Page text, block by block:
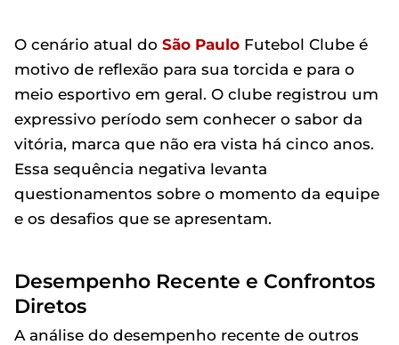
O cenário atual do São Paulo Futebol Clube é
motivo de reflexão para sua torcida e para o
meio esportivo em geral. O clube registrou um
expressivo período sem conhecer o sabor da
vitória, marca que não era vista há cinco anos.
Essa sequência negativa levanta
questionamentos sobre o momento da equipe
e os desafios que se apresentam.
Desempenho Recente e Confrontos
Diretos
A análise do desempenho recente de outros